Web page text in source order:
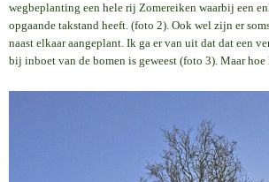
wegbeplanting een hele rij Zomereiken waarbij een
opgaande takstand heeft. (foto 2). Ook wel zijn er
naast elkaar aangeplant. Ik ga er van uit dat dat een
bij inboet van de bomen is geweest (foto 3). Maar hoe